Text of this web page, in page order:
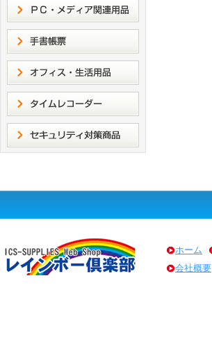
ホーム
会社概要